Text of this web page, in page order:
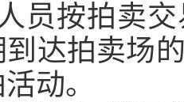
员按拍卖
到达拍卖场
动。